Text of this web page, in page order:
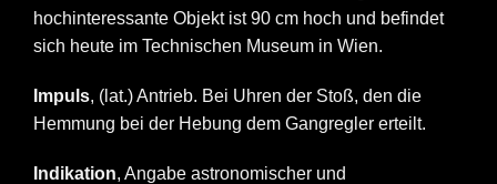
hochinteressante Objekt ist 90 cm hoch und befindet
sich heute im Technischen Museum in Wien.
Impuls, (lat.) Antrieb. Bei Uhren der Stoß, den die
Hemmung bei der Hebung dem Gangregler erteilt.
Indikation, Angabe astronomischer und